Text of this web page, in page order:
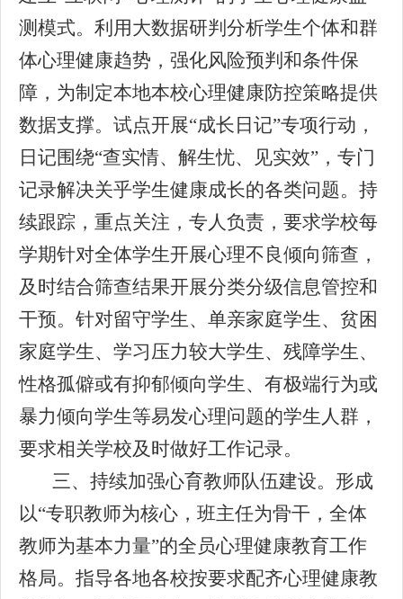
测模式。利用大数据研判分析学生个体和群
体心理健康趋势，强化风险预判和条件保
障，为制定本地本校心理健康防控策略提供
数据支撑。试点开展“成长日记”专项行动，
日记围绕“查实情、解生忧、见实效”，专门
记录解决关乎学生健康成长的各类问题。持
续跟踪，重点关注，专人负责，要求学校每
学期针对全体学生开展心理不良倾向筛查，
及时结合筛查结果开展分类分级信息管控和
干预。针对留守学生、单亲家庭学生、贫困
家庭学生、学习压力较大学生、残障学生、
性格孤僻或有抑郁倾向学生、有极端行为或
暴力倾向学生等易发心理问题的学生人群，
要求相关学校及时做好工作记录。
三、持续加强心育教师队伍建设。形成
以“专职教师为核心，班主任为骨干，全体
教师为基本力量”的全员心理健康教育工作
格局。指导各地各校按要求配齐心理健康教